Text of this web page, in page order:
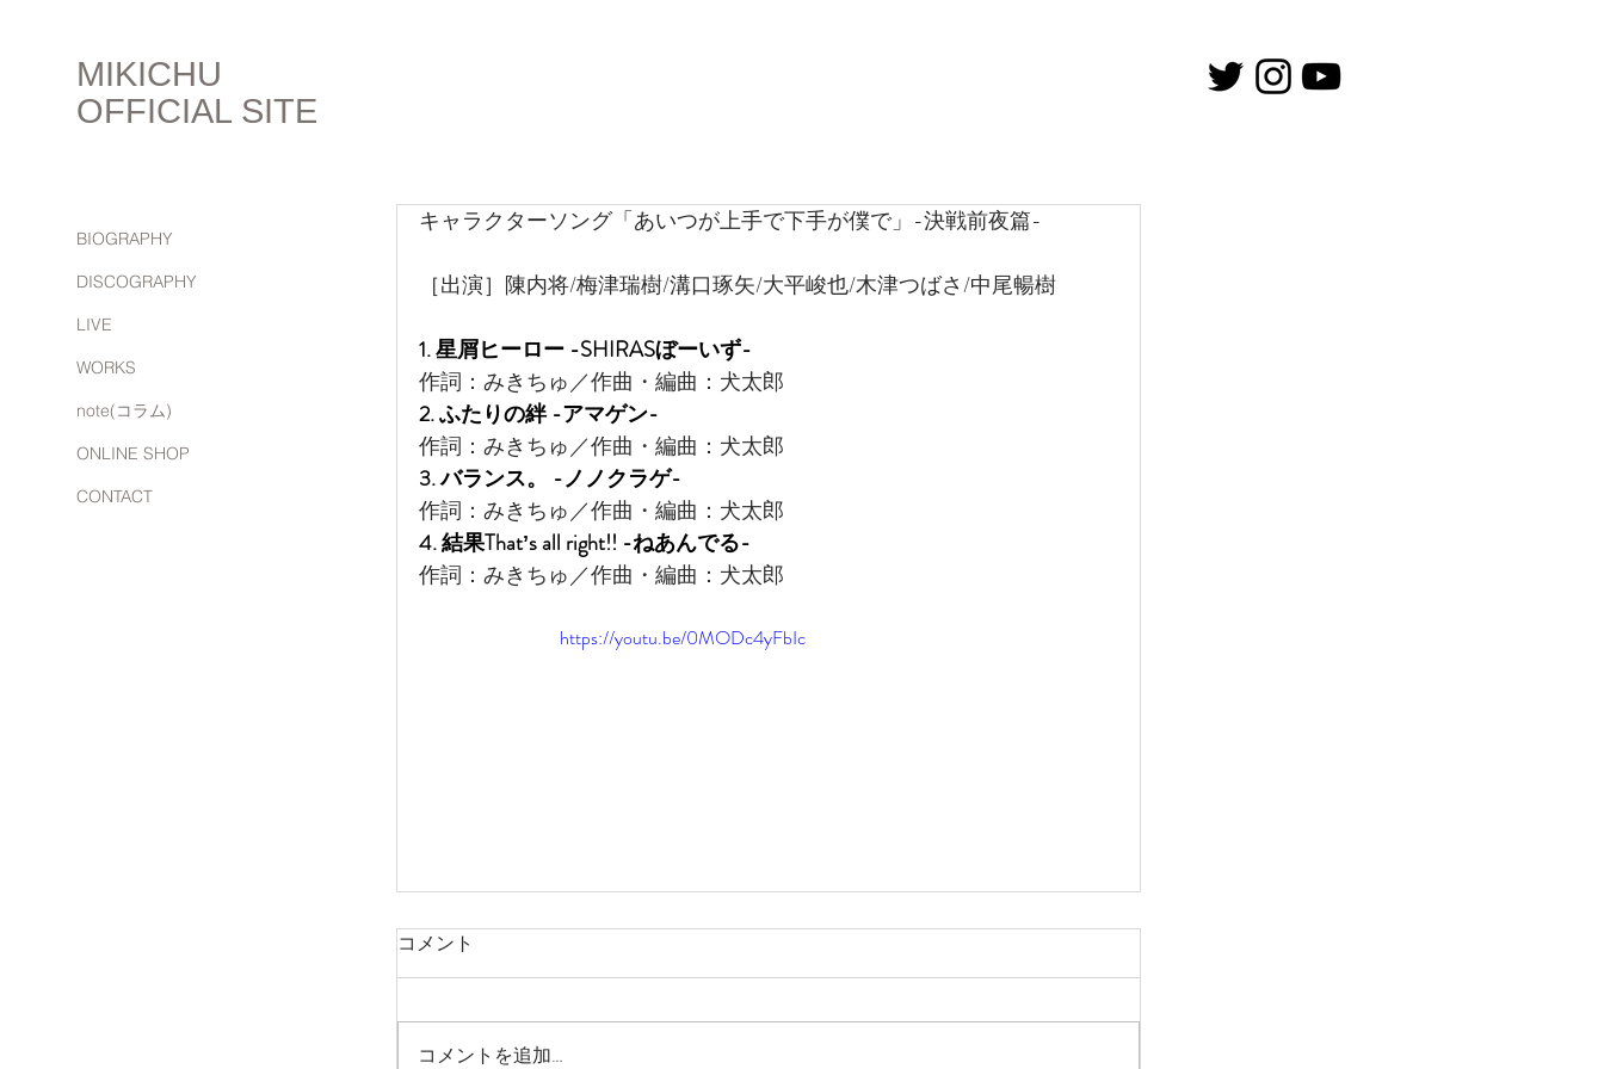
BIOGRAPHY
DISCOGRAPHY
LIVE
WORKS
note(コラム)
ONLINE SHOP
CONTACT
MIKICHU
OFFICIAL SITE
キャラクターソング「あいつが上手で下手が僕で」-決戦前夜篇-
［出演］ 陳内将/梅津瑞樹/溝口琢矢/大平峻也/木津つばさ/中尾暢樹
1. 星屑ヒーロー -SHIRASぼーいず-
作詞：みきちゅ／作曲・編曲：犬太郎
2. ふたりの絆 -アマゲン-
作詞：みきちゅ／作曲・編曲：犬太郎
3. バランス。 -ノノクラゲ-
作詞：みきちゅ／作曲・編曲：犬太郎
4. 結果Thatʼs all right!! -ねあんでる-
作詞：みきちゅ／作曲・編曲：犬太郎
https://youtu.be/0MODc4yFbIc
コメント
コメントを追加…